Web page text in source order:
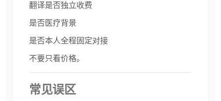
翻译是否独立收费
是否医疗背景
是否本人全程固定对接
不要只看价格。
常见误区